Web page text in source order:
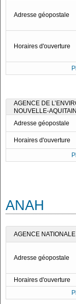
Adresse géopostale
Horaires d'ouverture
AGENCE DE
NOUVELLE-
Adresse géopostale
Horaires d'ouverture
ANAH
AGENCE
Adresse géopostale
Horaires d'ouverture